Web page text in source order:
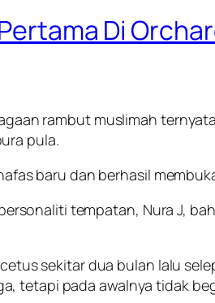
Di
rambut muslimah
pula.
baru dan berhasil
tempatan, Nura J,
sekitar dua bulan lalu
tetapi pada awalnya tidak